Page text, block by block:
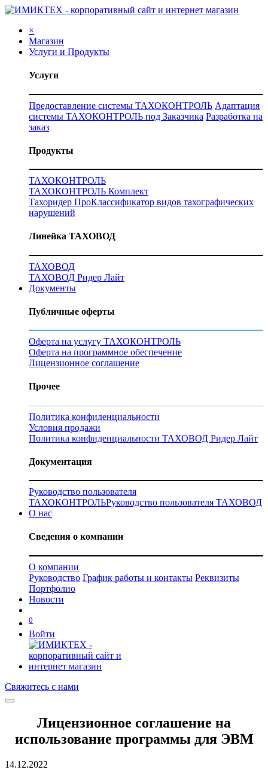
×
Магазин
Услуги и Продукты
Услуги
Предоставление системы ТАХОКОНТРОЛЬ Адаптация
системы ТАХОКОНТРОЛЬ под Заказчика Разработка на
заказ
Продукты
ТАХОКОНТРОЛЬ
ТАХОКОНТРОЛЬ Комплект
Тахоридер ПроКлассификатор видов тахографических
нарушений
Линейка ТАХОВОД
ТАХОВОД
ТАХОВОД Ридер Лайт
Документы
Публичные оферты
Оферта на услугу ТАХОКОНТРОЛЬ
Оферта на программное обеспечение
Лицензионное соглашение
Прочее
Политика конфиденциальности
Условия продажи
Политика конфиденциальности ТАХОВОД Ридер Лайт
Документация
Руководство пользователя
ТАХОКОНТРОЛЬРуководство пользователя ТАХОВОД
О нас
Сведения о компании
О компании
Руководство График работы и контакты Реквизиты
Портфолио
Новости
0
Войти
Свяжитесь с нами
Лицензионное соглашение на
использование программы для ЭВМ
14.12.2022